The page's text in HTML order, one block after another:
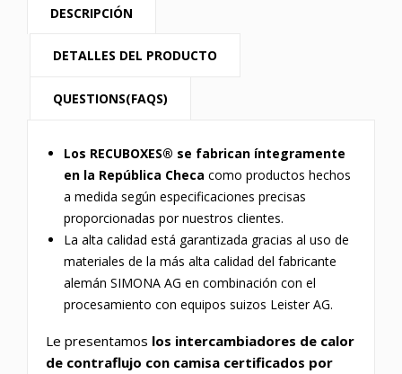
DESCRIPCIÓN
DETALLES DEL PRODUCTO
QUESTIONS(FAQS)
Los RECUBOXES® se fabrican íntegramente
en la República Checa como productos hechos
a medida según especificaciones precisas
proporcionadas por nuestros clientes.
La alta calidad está garantizada gracias al uso de
materiales de la más alta calidad del fabricante
alemán SIMONA AG en combinación con el
procesamiento con equipos suizos Leister AG.
Le presentamos los intercambiadores de calor
de contraflujo con camisa certificados por